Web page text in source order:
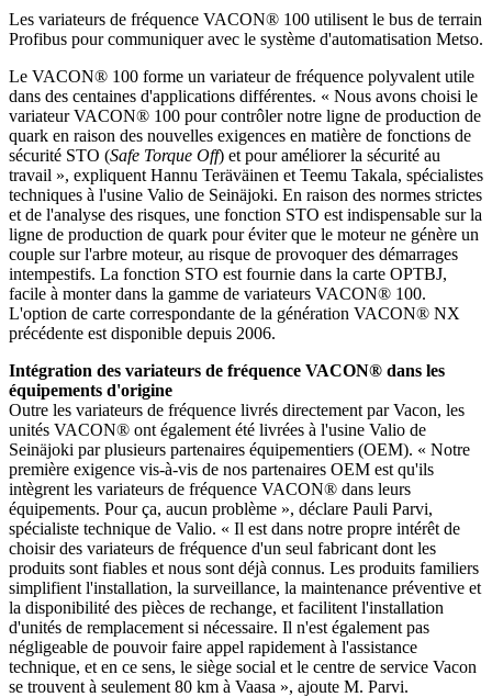
Les variateurs de fréquence VACON® 100 utilisent le bus de terrain
Profibus pour communiquer avec le système d'automatisation Metso.
Le VACON® 100 forme un variateur de fréquence polyvalent utile
dans des centaines d'applications différentes. « Nous avons choisi le
variateur VACON® 100 pour contrôler notre ligne de production de
quark en raison des nouvelles exigences en matière de fonctions de
sécurité STO (Safe Torque Off) et pour améliorer la sécurité au
travail », expliquent Hannu Teräväinen et Teemu Takala, spécialistes
techniques à l'usine Valio de Seinäjoki. En raison des normes strictes
et de l'analyse des risques, une fonction STO est indispensable sur la
ligne de production de quark pour éviter que le moteur ne génère un
couple sur l'arbre moteur, au risque de provoquer des démarrages
intempestifs. La fonction STO est fournie dans la carte OPTBJ,
facile à monter dans la gamme de variateurs VACON® 100.
L'option de carte correspondante de la génération VACON® NX
précédente est disponible depuis 2006.
Intégration des variateurs de fréquence VACON® dans les
équipements d'origine
Outre les variateurs de fréquence livrés directement par Vacon, les
unités VACON® ont également été livrées à l'usine Valio de
Seinäjoki par plusieurs partenaires équipementiers (OEM). « Notre
première exigence vis-à-vis de nos partenaires OEM est qu'ils
intègrent les variateurs de fréquence VACON® dans leurs
équipements. Pour ça, aucun problème », déclare Pauli Parvi,
spécialiste technique de Valio. « Il est dans notre propre intérêt de
choisir des variateurs de fréquence d'un seul fabricant dont les
produits sont fiables et nous sont déjà connus. Les produits familiers
simplifient l'installation, la surveillance, la maintenance préventive et
la disponibilité des pièces de rechange, et facilitent l'installation
d'unités de remplacement si nécessaire. Il n'est également pas
négligeable de pouvoir faire appel rapidement à l'assistance
technique, et en ce sens, le siège social et le centre de service Vacon
se trouvent à seulement 80 km à Vaasa », ajoute M. Parvi.